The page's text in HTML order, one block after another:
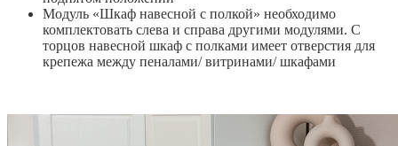
Модуль «Шкаф навесной с полкой» необходимо
комплектовать слева и справа другими модулями. С
торцов навесной шкаф с полками имеет отверстия для
крепежа между пеналами/ витринами/ шкафами